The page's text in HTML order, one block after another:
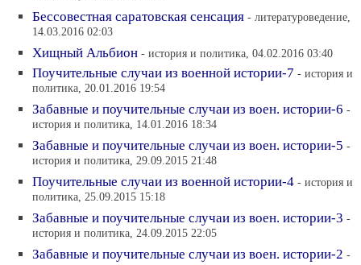
Бессовестная саратовская сенсация - литературоведение,
14.03.2016 02:03
Хищный Альбион - история и политика, 04.02.2016 03:40
Поучительные случаи из военной истории-7 - история и
политика, 20.01.2016 19:54
Забавные и поучительные случаи из воен. истории-6 -
история и политика, 14.01.2016 18:34
Забавные и поучительные случаи из воен. истории-5 -
история и политика, 29.09.2015 21:48
Поучительные случаи из военной истории-4 - история и
политика, 25.09.2015 15:18
Забавные и поучительные случаи из воен. истории-3 -
история и политика, 24.09.2015 22:05
Забавные и поучительные случаи из воен. истории-2 -